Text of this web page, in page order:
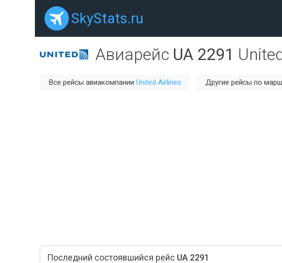
SkyStats.ru
Авиарейс UA 2291
Все рейсы авиакомпании United Airlines Другие рейсы по
Последний состоявшийся рейс UA 2291